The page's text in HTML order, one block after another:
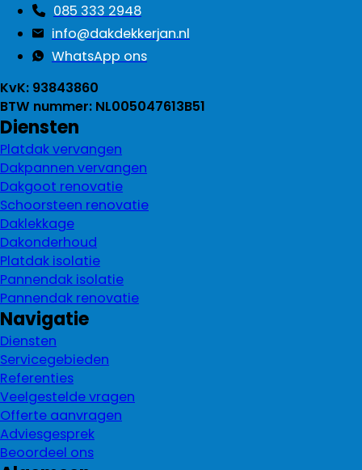
085 333 2948
info@dakdekkerjan.nl
WhatsApp ons
KvK: 93843860
BTW nummer: NL005047613B51
Diensten
Platdak vervangen
Dakpannen vervangen
Dakgoot renovatie
Schoorsteen renovatie
Daklekkage
Dakonderhoud
Platdak isolatie
Pannendak isolatie
Pannendak renovatie
Navigatie
Diensten
Servicegebieden
Referenties
Veelgestelde vragen
Offerte aanvragen
Adviesgesprek
Beoordeel ons